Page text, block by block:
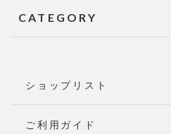
CATEGORY
ショップリスト
ご利用ガイド